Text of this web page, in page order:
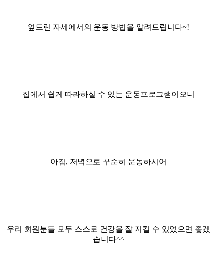
엎드린 자세에서의 운동 방법을 알려드립니다~!
집에서 쉽게 따라하실 수 있는 운동프로그램이오니
아침, 저녁으로 꾸준히 운동하시어
우리 회원분들 모두 스스로 건강을 잘 지킬 수 있었으면 좋겠
습니다^^